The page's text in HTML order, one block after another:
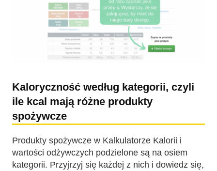
Kaloryczność według kategorii, czyli
ile kcal mają różne produkty
spożywcze
Produkty spożywcze w Kalkulatorze Kalorii i
wartości odżywczych podzielone są na osiem
kategorii. Przyjrzyj się każdej z nich i dowiedz się,